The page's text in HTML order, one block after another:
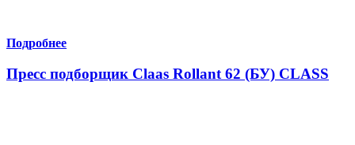
Подробнее
Пресс подборщик Claas Rollant 62 (БУ) CLASS